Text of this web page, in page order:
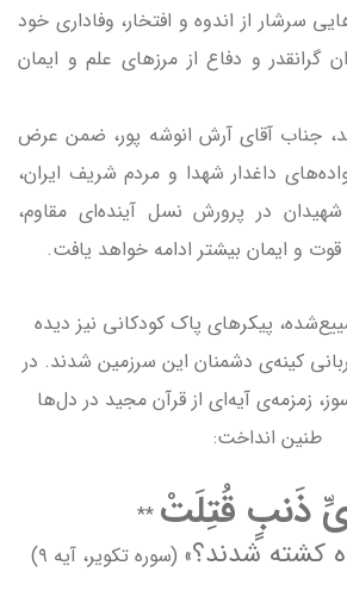
سرشار از اندوه و افتخار، وفاداری خود
گرانقدر و دفاع از مرزهای علم و ایمان
جناب آقای آرش انوشه پور، ضمن عرض
داغدار شهدا و مردم شریف ایران،
شهیدان در پرورش نسل آینده‌ای مقاوم،
و ایمان بیشتر ادامه خواهد یافت.
پیکرهای پاک کودکانی نیز دیده
کینه‌ی دشمنان این سرزمین شدند. در
زمزمه‌ی آیه‌ای از قرآن مجید در دل‌ها
طنین انداخت:
ذَنبٍ قُتِلَتْ **
کشته شدند؟» (سوره تکویر، آیه ۹)